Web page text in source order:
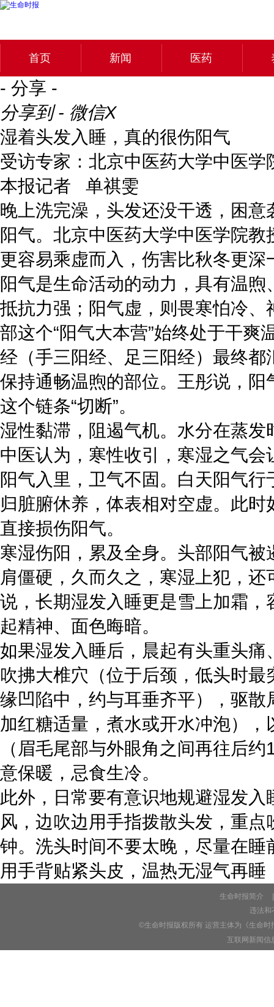
首页 新闻 医药
- 分享 -
分享到 - 微信X
湿着头发入睡，真的很伤阳气
受访专家：北京中医药大学中医
本报记者 单祺雯
晚上洗完澡，头发还没干透，困
阳气。北京中医药大学中医学院
更容易乘虚而入，伤害比秋冬更深
阳气是生命活动的动力，具有温
抵抗力强；阳气虚，则畏寒怕冷
部这个“阳气大本营”始终处于干
经（手三阳经、足三阳经）最终
保持通畅温煦的部位。王彤说，
这个链条“切断”。
湿性黏滞，阻遏气机。水分在蒸
中医认为，寒性收引，寒湿之气
阳气入里，卫气不固。白天阳气
归脏腑休养，体表相对空虚。此
直接损伤阳气。
寒湿伤阳，累及全身。头部阳气
肩僵硬，久而久之，寒湿上犯，
说，长期湿发入睡更是雪上加霜，
起精神、面色晦暗。
如果湿发入睡后，晨起有头重头
吹拂大椎穴（位于后颈，低头时
缘凹陷中，约与耳垂齐平），驱
加红糖适量，煮水或开水冲泡）
（眉毛尾部与外眼角之间再往后
意保暖，忌食生冷。
此外，日常要有意识地规避湿发
风，边吹边用手指拨散头发，重
钟。洗头时间不要太晚，尽量在睡
用手背贴紧头皮，温热无湿气再
生命时报简介
违法和
©生命时报版权所有 运营主体为《生命
互联网新闻信